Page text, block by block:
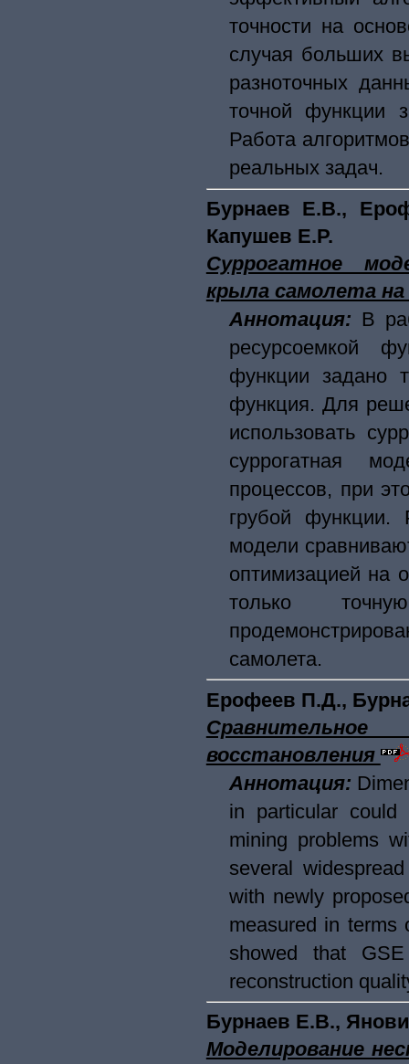
точности на
случая больших
разноточных
точной функции
Работа
реальных задач.
Бурнаев Е.В.,
Капушев Е.Р.
Суррогатное
крыла самолета на
Аннотация: В
ресурсоемкой
функции задано
функция. Для
использовать
суррогатная
процессов, при
грубой функции.
модели
оптимизацией на
только
самолета.
Ерофеев П.Д.,
восстановления
Аннотация:
in particular
mining problems
several
with newly
measured in terms
showed that
reconstruction
Бурнаев Е.В.,
Моделирование